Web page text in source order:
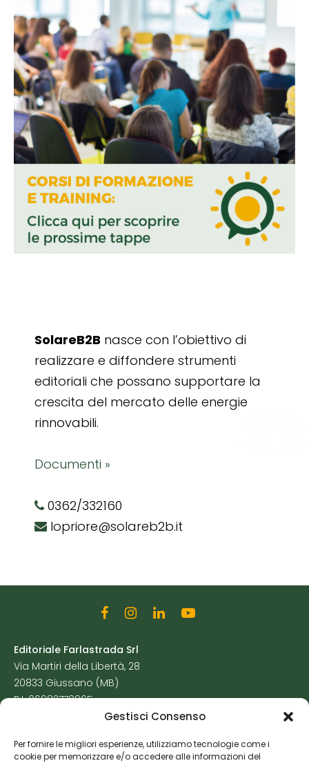
Gestisci Consenso
Per fornire le migliori esperienze, utilizziamo tecnologie come i
cookie per memorizzare e/o accedere alle informazioni del
SolareB2B nasce con l’obiettivo di
realizzare e diffondere strumenti
editoriali che possano supportare la
crescita del mercato delle energie
rinnovabili.
Documenti »
0362/332160
lopriore@solareb2b.it
Editoriale Farlastrada Srl
Via Martiri della Libertà, 28
20833 Giussano (MB)
P.I. 06982770965
Cookie Policy